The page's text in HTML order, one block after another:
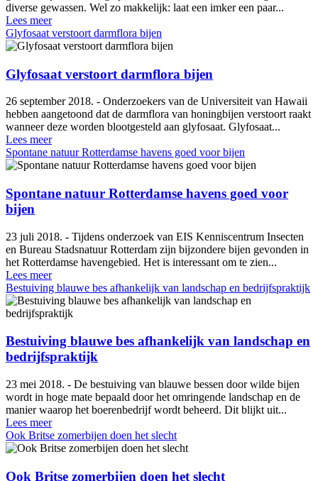
diverse gewassen. Wel zo makkelijk: laat een imker een paar...
Lees meer
Glyfosaat verstoort darmflora bijen
Glyfosaat verstoort darmflora bijen
26 september 2018. - Onderzoekers van de Universiteit van Hawaii
hebben aangetoond dat de darmflora van honingbijen verstoort raakt
wanneer deze worden blootgesteld aan glyfosaat. Glyfosaat...
Lees meer
Spontane natuur Rotterdamse havens goed voor bijen
Spontane natuur Rotterdamse havens goed voor
bijen
23 juli 2018. - Tijdens onderzoek van EIS Kenniscentrum Insecten
en Bureau Stadsnatuur Rotterdam zijn bijzondere bijen gevonden in
het Rotterdamse havengebied. Het is interessant om te zien...
Lees meer
Bestuiving blauwe bes afhankelijk van landschap en bedrijfspraktijk
Bestuiving blauwe bes afhankelijk van landschap en
bedrijfspraktijk
23 mei 2018. - De bestuiving van blauwe bessen door wilde bijen
wordt in hoge mate bepaald door het omringende landschap en de
manier waarop het boerenbedrijf wordt beheerd. Dit blijkt uit...
Lees meer
Ook Britse zomerbijen doen het slecht
Ook Britse zomerbijen doen het slecht